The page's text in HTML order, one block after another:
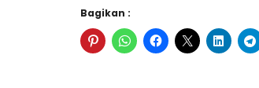
Bagikan :